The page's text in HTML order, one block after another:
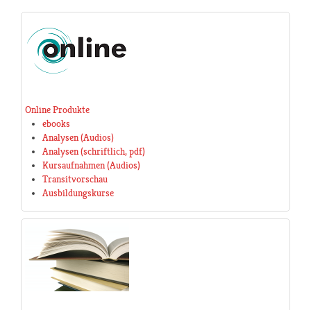
Online Produkte
ebooks
Analysen (Audios)
Analysen (schriftlich, pdf)
Kursaufnahmen (Audios)
Transitvorschau
Ausbildungskurse